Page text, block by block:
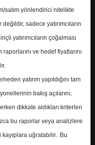
satım yönlendirici nitelikte
sadece yatırımcıların
yatırımcıların çoğalması
ve hedef fiyatlarını
yatırım yapıldığını tam
bakış açılarını,
dikkate aldıkları kriterleri
bu raporlar veya analizlere
uğratabilir.. Bu